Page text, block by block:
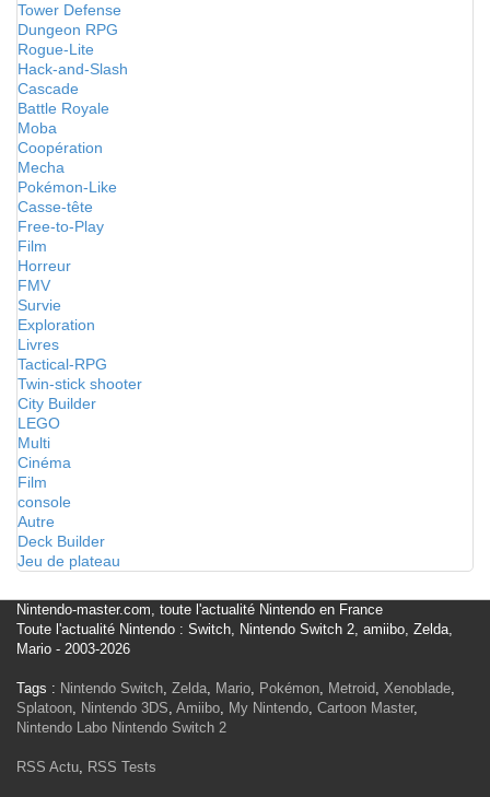
Tower Defense
Dungeon RPG
Rogue-Lite
Hack-and-Slash
Cascade
Battle Royale
Moba
Coopération
Mecha
Pokémon-Like
Casse-tête
Free-to-Play
Film
Horreur
FMV
Survie
Exploration
Livres
Tactical-RPG
Twin-stick shooter
City Builder
LEGO
Multi
Cinéma
Film
console
Autre
Deck Builder
Jeu de plateau
Nintendo-master.com, toute l'actualité Nintendo en France
Toute l'actualité Nintendo : Switch, Nintendo Switch 2, amiibo, Zelda,
Mario - 2003-2026
Tags : Nintendo Switch, Zelda, Mario, Pokémon, Metroid, Xenoblade,
Splatoon, Nintendo 3DS, Amiibo, My Nintendo, Cartoon Master,
Nintendo Labo Nintendo Switch 2
RSS Actu, RSS Tests